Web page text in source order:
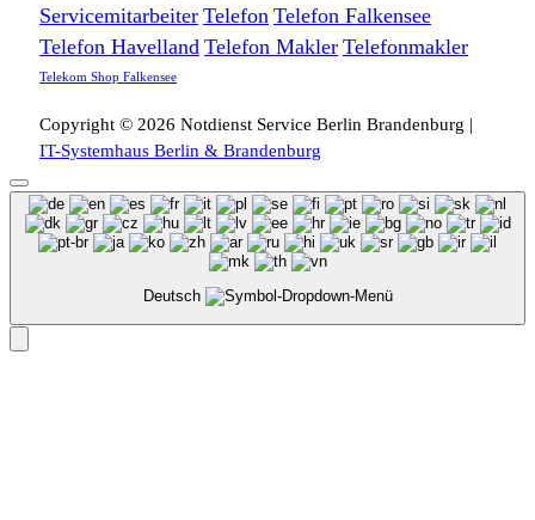
Servicemitarbeiter Telefon Telefon Falkensee
Telefon Havelland Telefon Makler Telefonmakler
Telekom Shop Falkensee
Copyright © 2026 Notdienst Service Berlin Brandenburg |
IT-Systemhaus Berlin & Brandenburg
Deutsch